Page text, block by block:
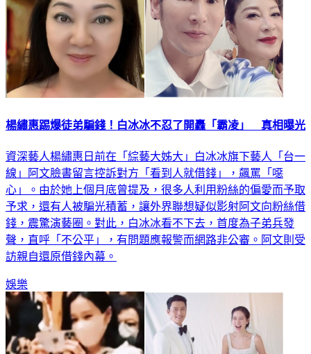
資深藝人楊繡惠日前在「綜藝大姊大」白冰冰旗下藝人「台一
線」阿文臉書留言控訴對方「看到人就借錢」，飆罵「噁
心」。由於她上個月底曾提及，很多人利用粉絲的偏愛而予取
予求，還有人被騙光積蓄，讓外界聯想疑似影射阿文向粉絲借
錢，震驚演藝圈。對此，白冰冰看不下去，首度為子弟兵發
聲，直呼「不公平」，有問題應報警而網路非公審。阿文則受
娛樂